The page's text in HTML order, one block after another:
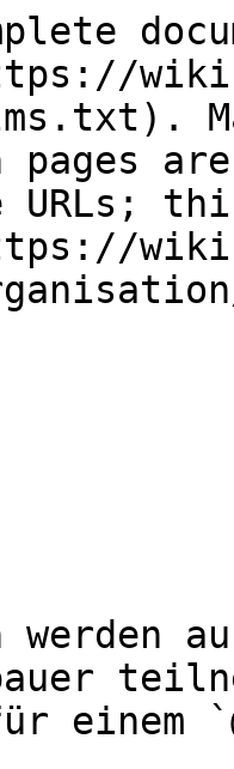
pages
URLs;
werden
einem